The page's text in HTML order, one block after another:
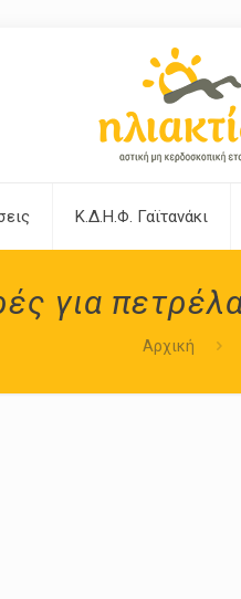
Κ.Δ.Η.Φ. Γαϊτανάκι
για
Αρχική